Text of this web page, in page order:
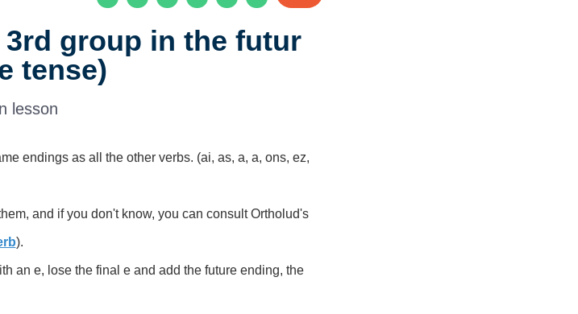
group in the futur
tense)
lesson
endings as all the other verbs. (ai, as, a, a, ons, ez,
and if you don't know, you can consult Ortholud's
).
an e, lose the final e and add the future ending, the